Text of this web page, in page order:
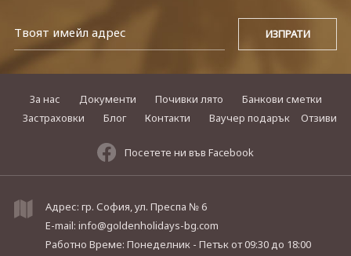
За нас Документи Почивки лято
Банкови сметки
Застраховки
Блог Контакти Ваучер подарък Отзиви
Посетете ни във Facebook
Адрес: гр. София, ул. Преспа № 6
E-mail: info@goldenholidays-bg.com
Работно Време: Понеделник - Петъкот 09:30 до 18:00